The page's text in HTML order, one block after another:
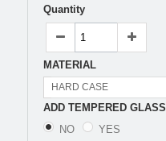
Quantity
MATERIAL
HARD CASE
ADD TEMPERED GLASS
NO
YES